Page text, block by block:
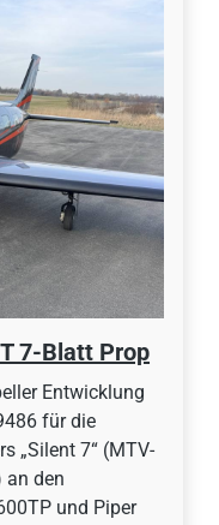
7-Blatt Prop
Entwicklung
für die
„Silent 7“ (MTV-
an den
und Piper